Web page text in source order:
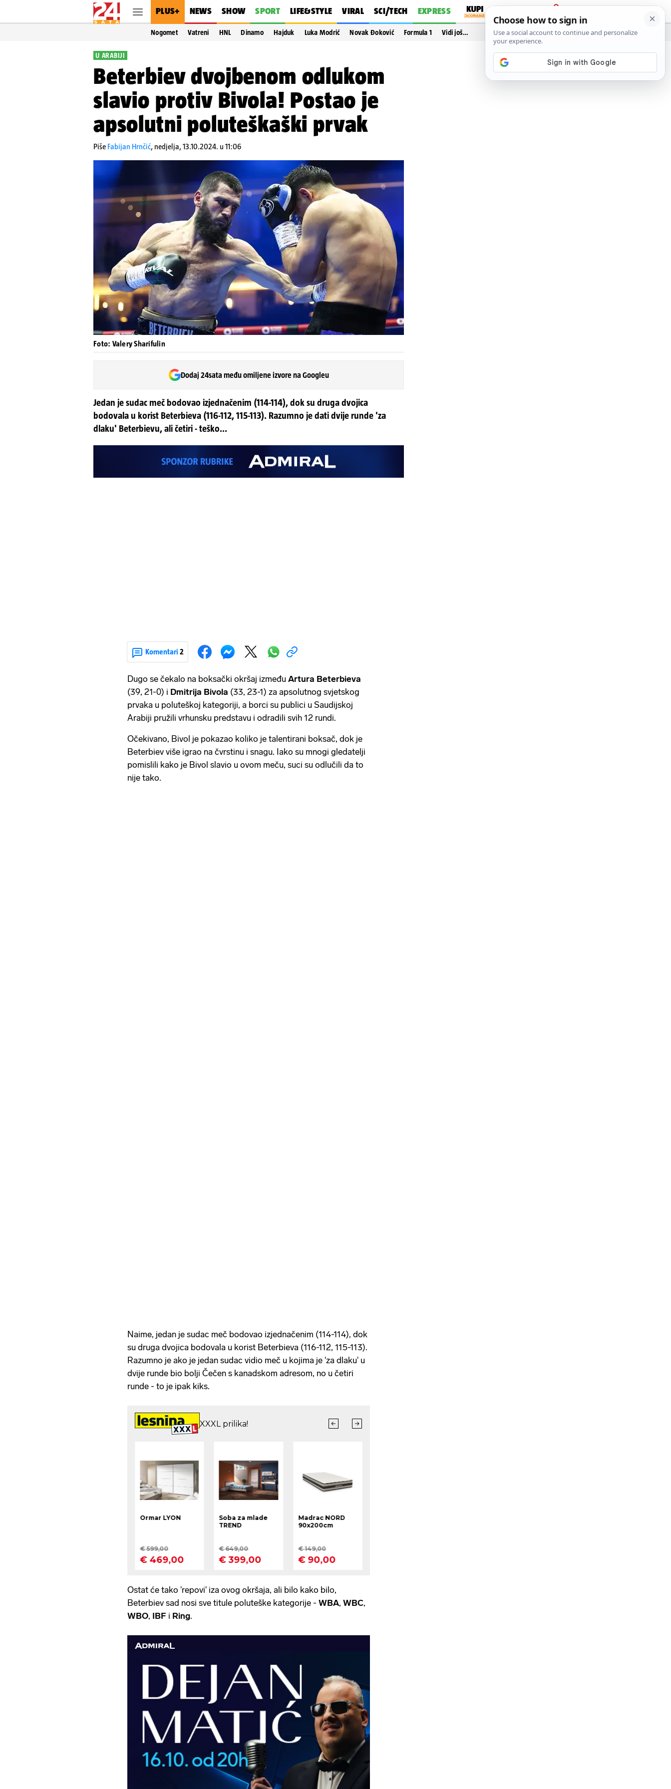
PLUS+ NEWS SHOW SPORT LIFE&STYLE VIRAL SCI/TECH EXPRESS
PRIJAVA
Nogomet Vatreni HNL Dinamo Hajduk Luka Modrić Novak Đoković Formula 1 Vidi još…
U ARABIJI
Beterbiev dvojbenom odlukom
slavio protiv Bivola! Postao je
apsolutni poluteškaški prvak
Piše Fabijan Hrnčić, nedjelja, 13.10.2024. u 11:06
Foto: Valery Sharifulin
Dodaj 24sata među omiljene izvore na Googleu
Jedan je sudac meč bodovao izjednačenim (114-114), dok su druga dvojica
bodovala u korist Beterbieva (116-112, 115-113). Razumno je dati dvije runde 'za
dlaku' Beterbievu, ali četiri - teško...
Komentari 2
Dugo se čekalo na boksački okršaj između Artura Beterbieva
(39, 21-0) i Dmitrija Bivola (33, 23-1) za apsolutnog svjetskog
prvaka u poluteškoj kategoriji, a borci su publici u Saudijskoj
Arabiji pružili vrhunsku predstavu i odradili svih 12 rundi.
Očekivano, Bivol je pokazao koliko je talentirani boksač, dok je
Beterbiev više igrao na čvrstinu i snagu. Iako su mnogi gledatelji
pomislili kako je Bivol slavio u ovom meču, suci su odlučili da to
nije tako.
Naime, jedan je sudac meč bodovao izjednačenim (114-114), dok
su druga dvojica bodovala u korist Beterbieva (116-112, 115-113).
Razumno je ako je jedan sudac vidio meč u kojima je 'za dlaku' u
dvije runde bio bolji Čečen s kanadskom adresom, no u četiri
runde - to je ipak kiks.
Ostat će tako 'repovi' iza ovog okršaja, ali bilo kako bilo,
Beterbiev sad nosi sve titule poluteške kategorije - WBA, WBC,
WBO, IBF i Ring.